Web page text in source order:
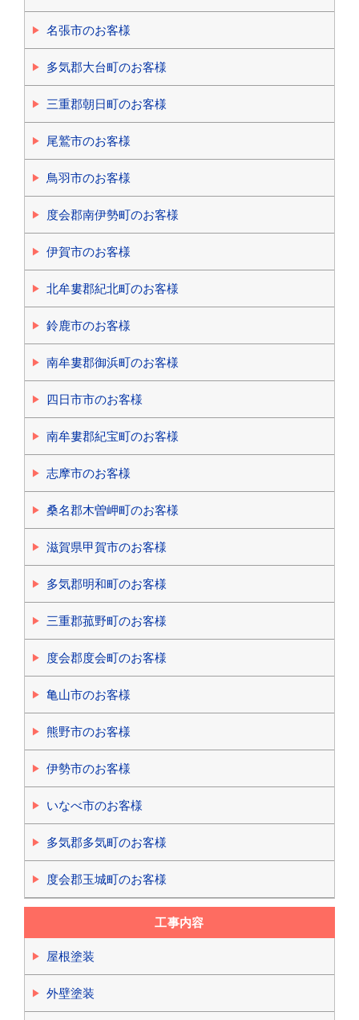
名張市のお客様
多気郡大台町のお客様
三重郡朝日町のお客様
尾鷲市のお客様
鳥羽市のお客様
度会郡南伊勢町のお客様
伊賀市のお客様
北牟婁郡紀北町のお客様
鈴鹿市のお客様
南牟婁郡御浜町のお客様
四日市市のお客様
南牟婁郡紀宝町のお客様
志摩市のお客様
桑名郡木曽岬町のお客様
滋賀県甲賀市のお客様
多気郡明和町のお客様
三重郡菰野町のお客様
度会郡度会町のお客様
亀山市のお客様
熊野市のお客様
伊勢市のお客様
いなべ市のお客様
多気郡多気町のお客様
度会郡玉城町のお客様
工事内容
屋根塗装
外壁塗装